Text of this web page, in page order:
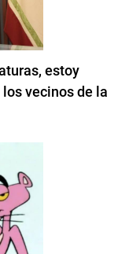
estoy
vecinos de la